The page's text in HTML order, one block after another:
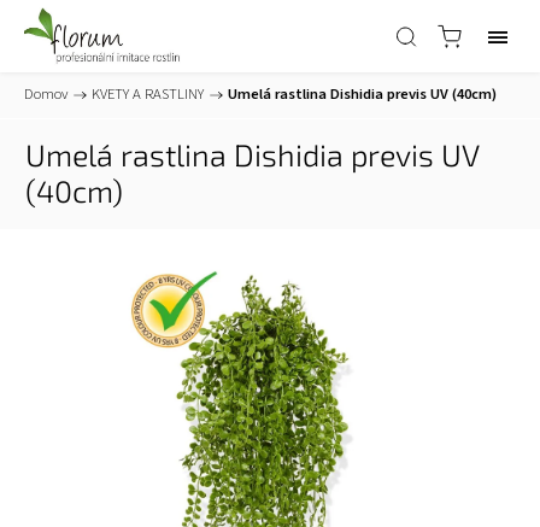
Domov / KVETY A RASTLINY / Umelá rastlina Dishidia previs UV (40cm)
Umelá rastlina Dishidia previs UV
(40cm)